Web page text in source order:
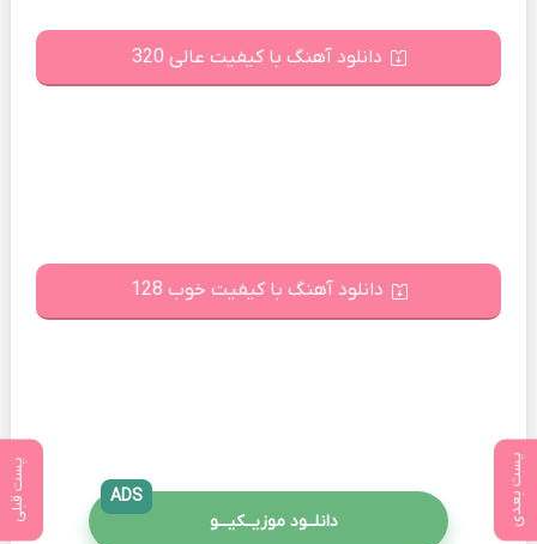
پست بعدی پست قبلی
دانلود آهنگ با کیفیت عالی 320
دانلود آهنگ با کیفیت خوب 128
دانلــود موزیــکیـــو
ADS